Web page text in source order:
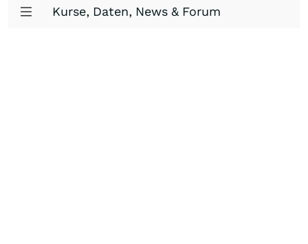
Kurse, Daten, News & Forum